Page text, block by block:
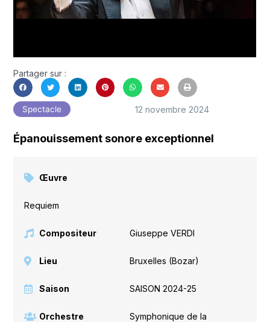
Partager sur :
Spectacle 12 novembre 2024
Épanouissement sonore exceptionnel
Œuvre
Requiem
Compositeur Giuseppe VERDI
Lieu Bruxelles (Bozar)
Saison SAISON 2024-25
Orchestre
Symphonique de la